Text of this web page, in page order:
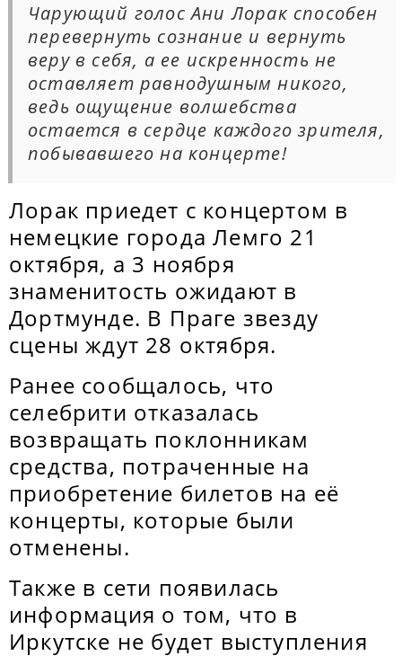
Чарующий голос Ани Лорак способен
перевернуть сознание и вернуть
веру в себя, а ее искренность не
оставляет равнодушным никого,
ведь ощущение волшебства
остается в сердце каждого зрителя,
побывавшего на концерте!
Лорак приедет с концертом в
немецкие города Лемго 21
октября, а 3 ноября
знаменитость ожидают в
Дортмунде. В Праге звезду
сцены ждут 28 октября.
Ранее сообщалось, что
селебрити отказалась
возвращать поклонникам
средства, потраченные на
приобретение билетов на её
концерты, которые были
отменены.
Также в сети появилась
информация о том, что в
Иркутске не будет выступления